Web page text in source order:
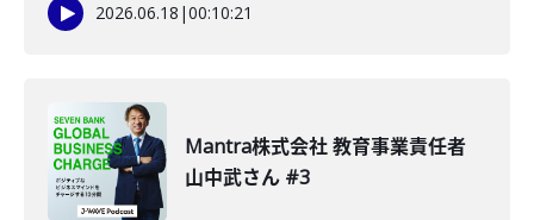
2026.06.18 |00:10:21
Mantra株式会社 教育事業責任者
山中武さん #3